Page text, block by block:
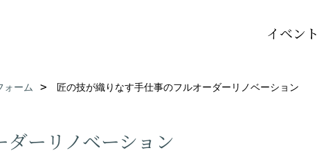
イベント
ォーム 匠の技が織りなす手仕事のフルオーダーリノベーション
ーリノベーション